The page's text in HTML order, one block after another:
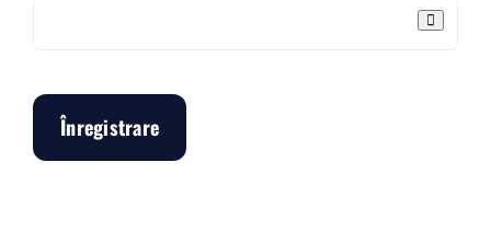
Înregistrare